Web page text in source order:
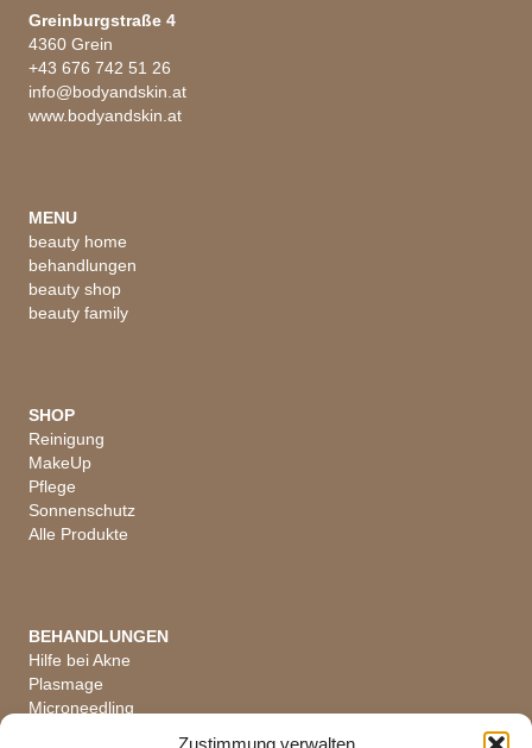
Zustimmung verwalten
Greinburgstraße 4
4360 Grein
+43 676 742 51 26
info@bodyandskin.at
www.bodyandskin.at
MENU
beauty home
behandlungen
beauty shop
beauty family
SHOP
Reinigung
MakeUp
Pflege
Sonnenschutz
Alle Produkte
BEHANDLUNGEN
Hilfe bei Akne
Plasmage
Microneedling